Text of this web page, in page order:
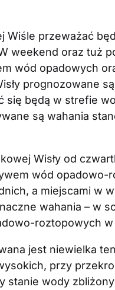
Wiśle przeważać
weekend oraz tuż
wód opadowych
prognozowane
się będą w strefie
są wahania
Wisły od
wód
a miejscami w
wahania – w
roztopowych w
jest niewielka
przy
stanie wody